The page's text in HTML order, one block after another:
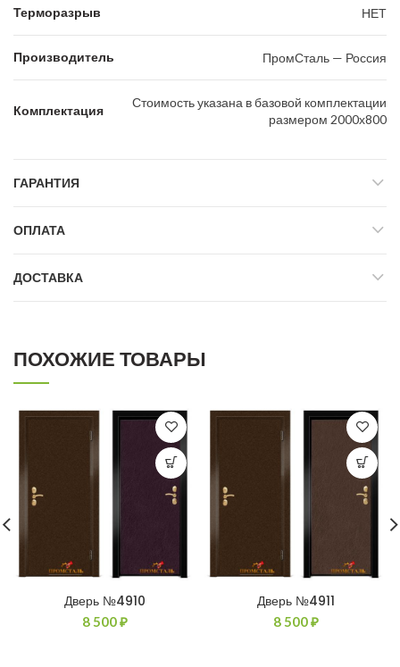
Терморазрыв НЕТ
Производитель ПромСталь — Россия
Комплектация
Стоимость указана в базовой комплектации
размером 2000х800
ГАРАНТИЯ
ОПЛАТА
ДОСТАВКА
ПОХОЖИЕ ТОВАРЫ
Дверь №4910
8 500₽
Дверь №4911
8 500₽